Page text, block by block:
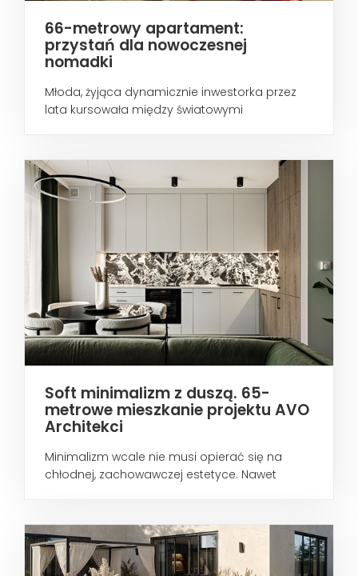
66-metrowy apartament:
przystań dla nowoczesnej
nomadki
Młoda, żyjąca dynamicznie inwestorka przez
lata kursowała między światowymi
Soft minimalizm z duszą. 65-
metrowe mieszkanie projektu AVO
Architekci
Minimalizm wcale nie musi opierać się na
chłodnej, zachowawczej estetyce. Nawet